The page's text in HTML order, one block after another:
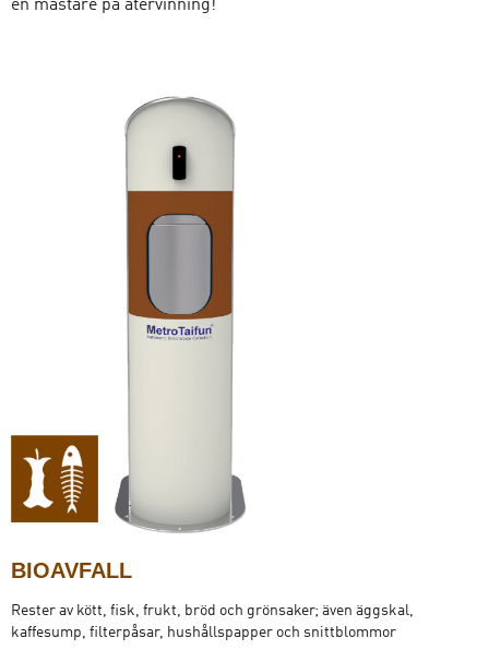
en mästare på återvinning!
BIOAVFALL
Rester av kött, fisk, frukt, bröd och grönsaker; även äggskal,
kaffesump, filterpåsar, hushållspapper och snittblommor